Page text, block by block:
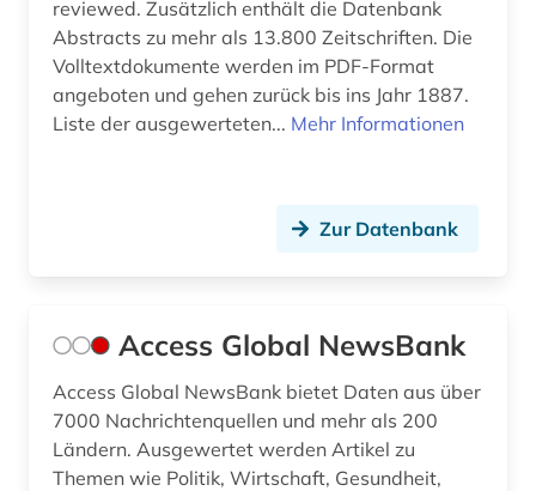
bibliografie (30)
bibliographie (15)
biblische studien (1)
bilanz (1)
bilddatenbank (2)
reviewed. Zusätzlich enthält die Datenbank
Abstracts zu mehr als 13.800 Zeitschriften. Die
Volltextdokumente werden im PDF-Format
angeboten und gehen zurück bis ins Jahr 1887.
Liste der ausgewerteten... Mehr Informationen
Zur Datenbank
Access Global NewsBank
Access Global NewsBank bietet Daten aus über
7000 Nachrichtenquellen und mehr als 200
Ländern. Ausgewertet werden Artikel zu
Themen wie Politik, Wirtschaft, Gesundheit,